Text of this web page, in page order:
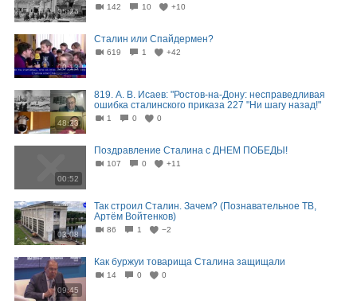
05:26
142 10 +10
00:13
Сталин или Спайдермен?
619 1 +42
48:23
819. А. В. Исаев: "Ростов-на-Дону: несправедливая
ошибка сталинского приказа 227 "Ни шагу назад!"
1 0 0
00:52
Поздравление Сталина с ДНЕМ ПОБЕДЫ!
107 0 +11
03:08
Так строил Сталин. Зачем? (Познавательное ТВ,
Артём Войтенков)
86 1 −2
09:45
Как буржуи товарища Сталина защищали
14 0 0